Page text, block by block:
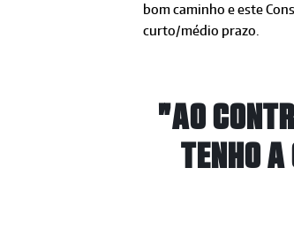
bom caminho e este
curto/médio prazo.
"AO
TENHO